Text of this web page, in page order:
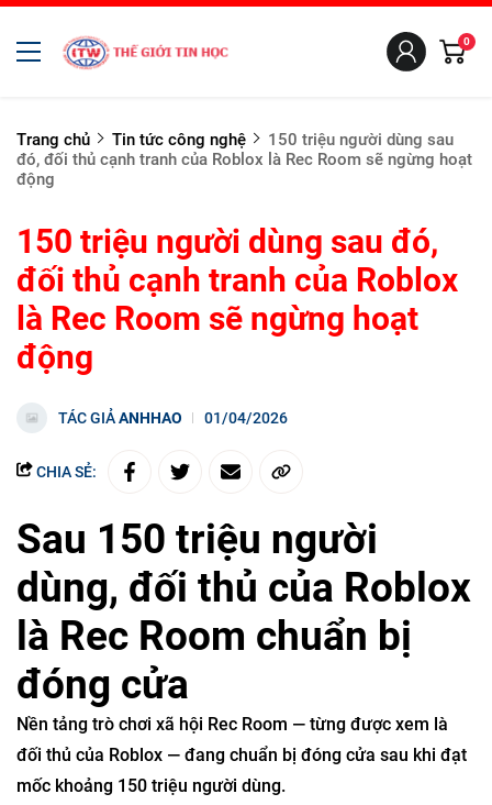
0
Trang chủ Tin tức công nghệ
150 triệu người dùng sau
đó, đối thủ cạnh tranh của Roblox là Rec Room sẽ ngừng hoạt
động
150 triệu người dùng sau đó,
đối thủ cạnh tranh của Roblox
là Rec Room sẽ ngừng hoạt
động
TÁC GIẢANHHAO 01/04/2026
CHIA SẺ:
Sau 150 triệu người
dùng, đối thủ của Roblox
là Rec Room chuẩn bị
đóng cửa
Nền tảng trò chơi xã hội Rec Room — từng được xem là
đối thủ của Roblox — đang chuẩn bị đóng cửa sau khi đạt
mốc khoảng 150 triệu người dùng.